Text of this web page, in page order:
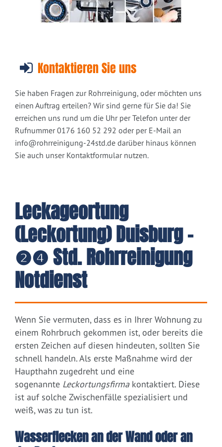
Kontaktieren Sie uns
Sie haben Fragen zur Rohrreinigung, oder möchten uns
einen Auftrag erteilen? Wir sind gerne für Sie da! Sie
erreichen uns rund um die Uhr per Telefon unter der
Rufnummer 0176 160 52 292 oder per E-Mail an
info@rohrreinigung-24std.de darüber hinaus können
Sie auch unser Kontaktformular nutzen.
Leckageortung
(Leckortung) Duisburg –
❷❹ Std. Rohrreinigung
Notdienst
Wenn Sie vermuten, dass es in Ihrer Wohnung zu
einem Rohrbruch gekommen ist, oder bereits die
ersten Zeichen auf diesen hindeuten, sollten Sie
schnell handeln. Als erste Maßnahme wird der
Haupthahn zugedreht und eine
sogenannte Leckortungsfirmakontaktiert. Diese
ist auf solche Zwischenfälle spezialisiert und
weiß, was zu tun ist.
Wasserflecken an der Wand oder an